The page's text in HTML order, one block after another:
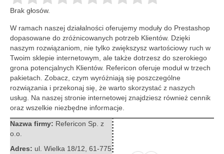
Brak głosów.
W ramach naszej działalności oferujemy moduły do Prestashop
dopasowane do zróżnicowanych potrzeb Klientów. Dzięki
naszym rozwiązaniom, nie tylko zwiększysz wartościowy ruch w
Twoim sklepie internetowym, ale także dotrzesz do szerokiego
grona potencjalnych Klientów. Refericon oferuje moduł w trzech
pakietach. Zobacz, czym wyróżniają się poszczególne
rozwiązania i przekonaj się, że warto skorzystać z naszych
usług. Na naszej stronie internetowej znajdziesz również cennik
oraz wszelkie niezbędne informacje.
Nazwa firmy: Refericon Sp. z
o.o.
Adres: ul. Wielka 18/12 61-775